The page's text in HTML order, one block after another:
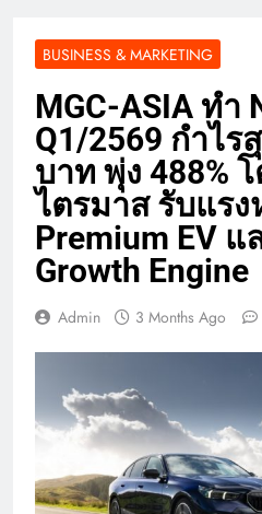
BUSINESS & MARKETING
MGC-ASIA ทำ
Q1/2569 กำไร
บาท พุ่ง 488%
ไตรมาส รับแร
Premium EV แ
Growth Engine
Admin 3 Months Ago